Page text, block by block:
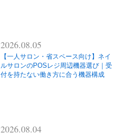
2026.08.05
【一人サロン・省スペース向け】ネイ
ルサロンのPOSレジ周辺機器選び｜受
付を持たない働き方に合う機器構成
2026.08.04